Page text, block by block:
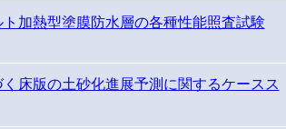
加熱型塗膜防水層の各種性能照査試験
床版の土砂化進展予測に関するケースス